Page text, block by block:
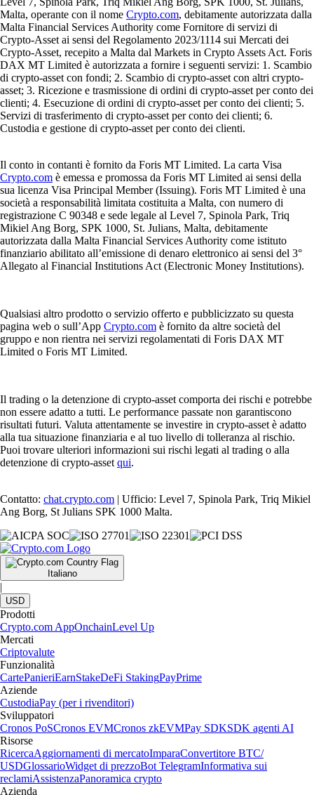
Malta, operante con il nome Crypto.com, debitamente autorizzata dalla
Malta Financial Services Authority come Fornitore di servizi di
Crypto-Asset ai sensi del Regolamento 2023/1114 sui Mercati dei
Crypto-Asset, recepito a Malta dal Markets in Crypto Assets Act. Foris
DAX MT Limited è autorizzata a fornire i seguenti servizi: 1. Scambio
di crypto-asset con fondi; 2. Scambio di crypto-asset con altri crypto-
asset; 3. Ricezione e trasmissione di ordini di crypto-asset per conto dei
clienti; 4. Esecuzione di ordini di crypto-asset per conto dei clienti; 5.
Servizi di trasferimento di crypto-asset per conto dei clienti; 6.
Custodia e gestione di crypto-asset per conto dei clienti.
Il conto in contanti è fornito da Foris MT Limited. La carta Visa
Crypto.com è emessa e promossa da Foris MT Limited ai sensi della
sua licenza Visa Principal Member (Issuing). Foris MT Limited è una
società a responsabilità limitata costituita a Malta, con numero di
registrazione C 90348 e sede legale al Level 7, Spinola Park, Triq
Mikiel Ang Borg, SPK 1000, St. Julians, Malta, debitamente
autorizzata dalla Malta Financial Services Authority come istituto
finanziario abilitato all’emissione di denaro elettronico ai sensi del 3°
Allegato al Financial Institutions Act (Electronic Money Institutions).
Qualsiasi altro prodotto o servizio offerto e pubblicizzato su questa
pagina web o sull’App Crypto.com è fornito da altre società del
gruppo e non rientra nei servizi regolamentati di Foris DAX MT
Limited o Foris MT Limited.
Il trading o la detenzione di crypto-asset comporta dei rischi e potrebbe
non essere adatto a tutti. Le performance passate non garantiscono
risultati futuri. Valuta attentamente se investire in crypto-asset è adatto
alla tua situazione finanziaria e al tuo livello di tolleranza al rischio.
Puoi trovare ulteriori informazioni sui rischi legati al trading o alla
detenzione di crypto-asset qui.
Contatto: chat.crypto.com | Ufficio: Level 7, Spinola Park, Triq Mikiel
Ang Borg, St Julians SPK 1000 Malta.
Italiano
|
USD
Prodotti
Crypto.com AppOnchainLevel Up
Mercati
Criptovalute
Funzionalità
CartePanieriEarnStakeDeFi StakingPayPrime
Aziende
CustodiaPay (per i rivenditori)
Sviluppatori
Cronos PoSCronos EVMCronos zkEVMPay SDKSDK agenti AI
Risorse
RicercaAggiornamenti di mercatoImparaConvertitore BTC/
USDGlossarioWidget di prezzoBot TelegramInformativa sui
reclamiAssistenzaPanoramica crypto
Azienda